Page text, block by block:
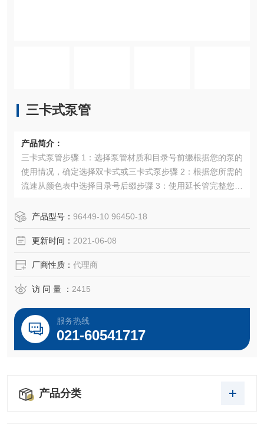
三卡式泵管
产品简介：
三卡式泵管步骤 1：选择泵管材质和目录号前缀根据您的泵的
使用情况，确定选择双卡式或三卡式泵步骤 2：根据您所需的
流速从颜色表中选择目录号后缀步骤 3：使用延长管完整您的
产品型号： 96449-10 96450-18
更新时间： 2021-06-08
厂商性质： 代理商
访 问 量 ： 2415
服务热线
021-60541717
产品分类